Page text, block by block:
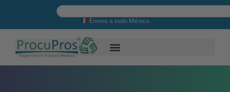
Envios a todo México